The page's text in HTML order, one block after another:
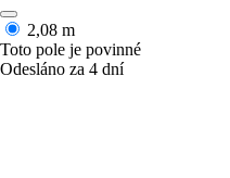
2,08 m
Toto pole je povinné
Odesláno za 4 dní